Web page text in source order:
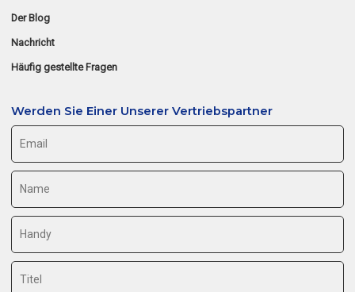
Der Blog
Nachricht
Häufig gestellte Fragen
Werden Sie Einer Unserer Vertriebspartner